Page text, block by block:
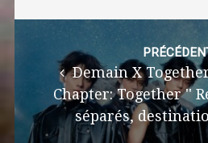
navigation
Demain X
Chapter: Together ''
séparés,